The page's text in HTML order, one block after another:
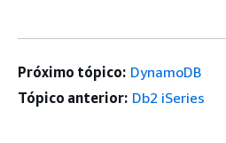
Próximo tópico: DynamoDB
Tópico anterior: Db2 iSeries